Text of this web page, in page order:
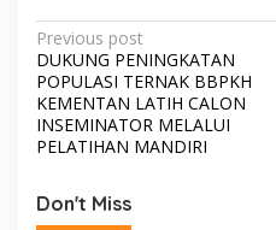
e
b
o
o
k
itt
er
at
s
A
p
ar
e
P
o
s
t
a
Previous post
DUKUNG PENINGKATAN
POPULASI TERNAK BBPKH
KEMENTAN LATIH CALON
INSEMINATOR MELALUI
PELATIHAN MANDIRI
Don't Miss